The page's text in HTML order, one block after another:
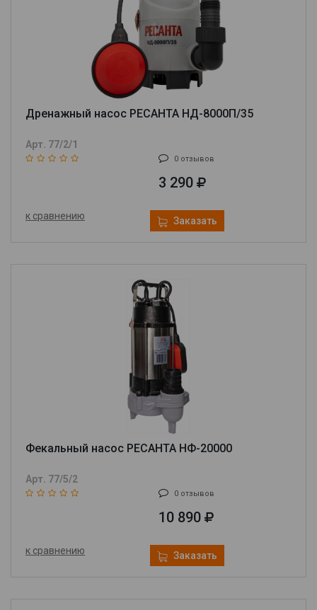
Дренажный насос РЕСАНТА НД-8000П/35
Арт. 77/2/1
0 отзывов
3 290
к сравнению Заказать
Фекальный насос РЕСАНТА НФ-20000
Арт. 77/5/2
0 отзывов
10 890
к сравнению Заказать